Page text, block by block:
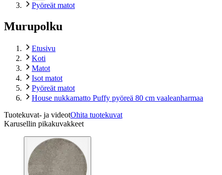
Pyöreät matot
Murupolku
Etusivu
Koti
Matot
Isot matot
Pyöreät matot
House nukkamatto Puffy pyöreä 80 cm vaaleanharmaa
Tuotekuvat- ja videotOhita tuotekuvat
Karusellin pikakuvakkeet